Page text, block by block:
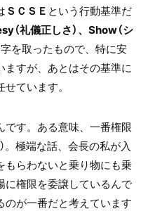
ＳＣＳＥ という行動基準だ
（礼儀正しさ）、Show（シ
を取ったもので、特に安
すが、あとはその基準に
ています。
です。ある意味、一番権限
。極端な話、会長の私が入
もらわないと乗り物にも乗
に権限を委譲しているんで
が一番だと考えています